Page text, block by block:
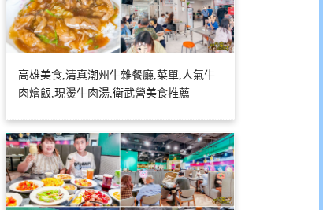
高雄美食,清真潮州牛雜餐廳,菜單,人氣牛
肉燴飯,現燙牛肉湯,衛武營美食推薦